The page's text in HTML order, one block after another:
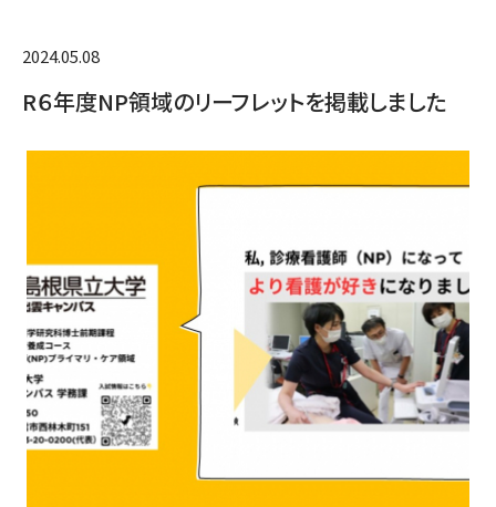
2024.05.08
R６年度NP領域のリーフレットを掲載しました